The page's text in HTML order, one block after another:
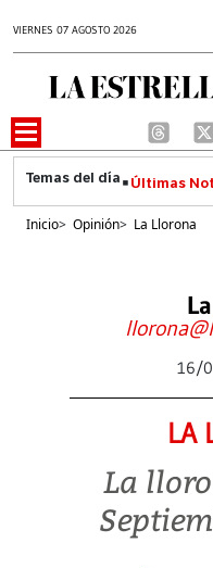
VIERNES 07 AGOSTO 2026
Últimas
Inicio> Opinión> La Llorona
16/
LA
La